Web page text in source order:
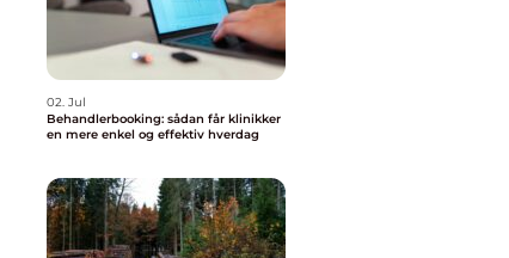
02. Jul
Behandlerbooking: sådan får klinikker
en mere enkel og effektiv hverdag